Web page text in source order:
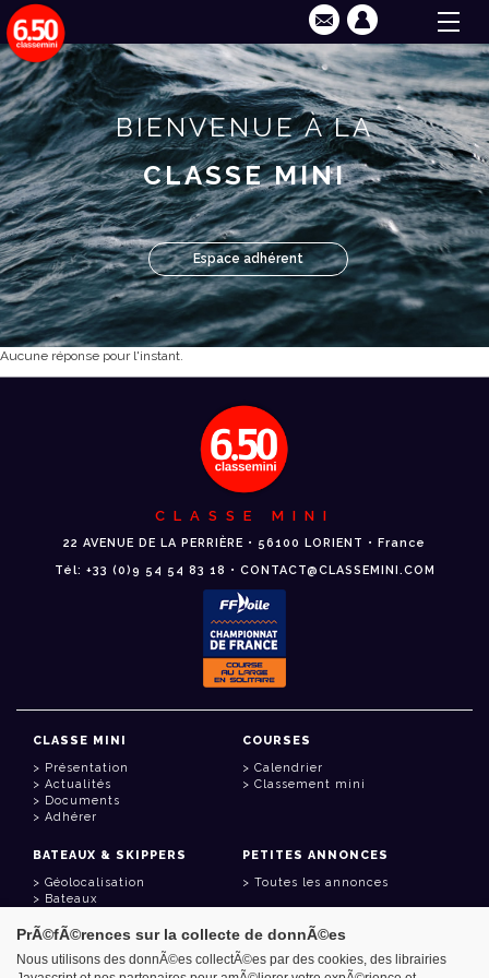
BIENVENUE À LA
CLASSE MINI
Espace adhérent
Aucune réponse pour l'instant.
CLASSE MINI
22 AVENUE DE LA PERRIÈRE • 56100 LORIENT • France
Tél: +33 (0)9 54 54 83 18 • CONTACT@CLASSEMINI.COM
CLASSE MINI
Présentation
Actualités
Documents
Adhérer
COURSES
Calendrier
Classement mini
BATEAUX & SKIPPERS
Géolocalisation
Bateaux
PETITES ANNONCES
Toutes les annonces
LIENS UTILES
PrÃ©fÃ©rences sur la collecte de donnÃ©es
Nous utilisons des donnÃ©es collectÃ©es par des cookies, des librairies